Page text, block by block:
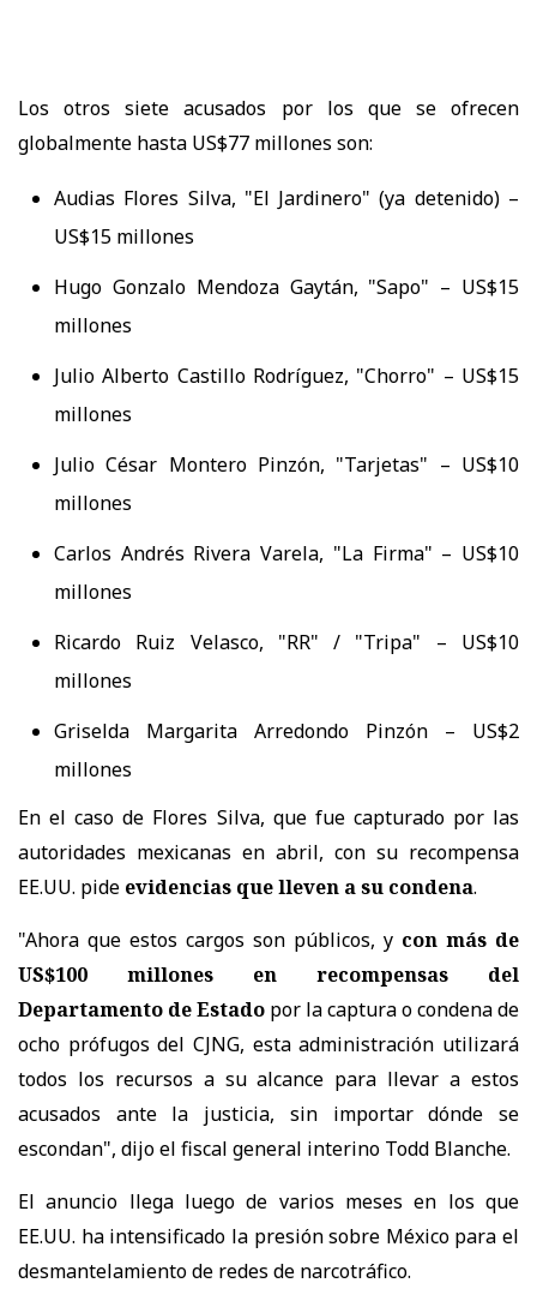
Los otros siete acusados por los que se ofrecen
globalmente hasta US$77 millones son:
Audias Flores Silva, "El Jardinero" (ya detenido) –
US$15 millones
Hugo Gonzalo Mendoza Gaytán, "Sapo" – US$15
millones
Julio Alberto Castillo Rodríguez, "Chorro" – US$15
millones
Julio César Montero Pinzón, "Tarjetas" – US$10
millones
Carlos Andrés Rivera Varela, "La Firma" – US$10
millones
Ricardo Ruiz Velasco, "RR" / "Tripa" – US$10
millones
Griselda Margarita Arredondo Pinzón – US$2
millones
En el caso de Flores Silva, que fue capturado por las
autoridades mexicanas en abril, con su recompensa
EE.UU. pide evidencias que lleven a su condena.
"Ahora que estos cargos son públicos, y con más de
US$100 millones en recompensas del
Departamento de Estado por la captura o condena de
ocho prófugos del CJNG, esta administración utilizará
todos los recursos a su alcance para llevar a estos
acusados ante la justicia, sin importar dónde se
escondan", dijo el fiscal general interino Todd Blanche.
El anuncio llega luego de varios meses en los que
EE.UU. ha intensificado la presión sobre México para el
desmantelamiento de redes de narcotráfico.